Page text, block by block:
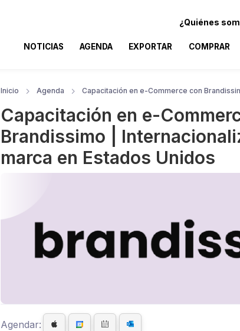
¿Quiénes
NOTICIAS AGENDA EXPORTAR COMPRAR
Inicio Agenda Capacitación en e-Commerce con
Capacitación en e-
Brandissimo |
marca en Estados Unidos
Agendar: